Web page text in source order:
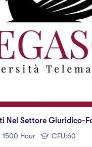
Nel Settore Giuridico-
1500 Hour CFU:60